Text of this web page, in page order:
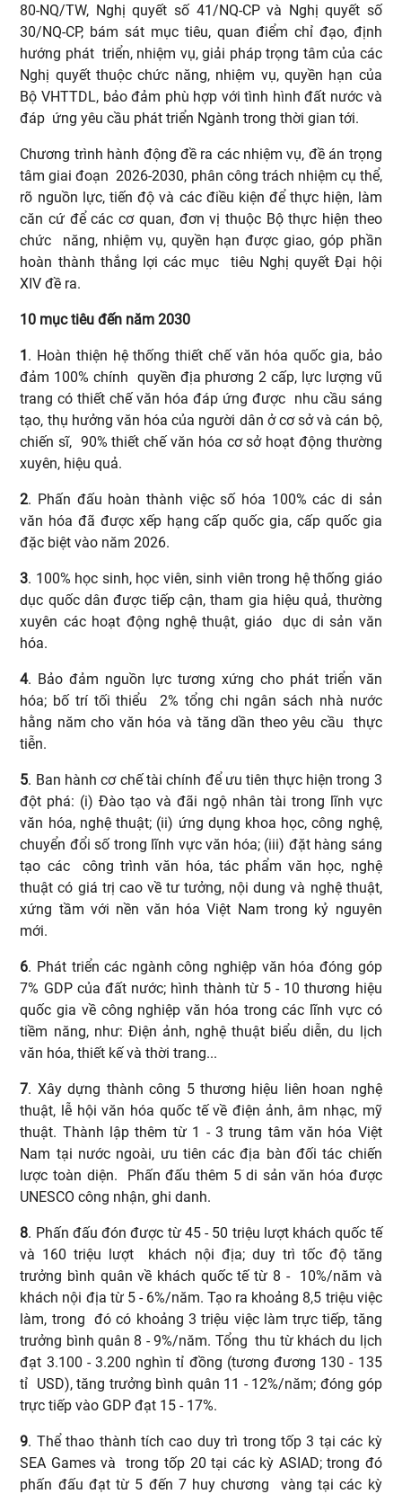
80-NQ/TW, Nghị quyết số 41/NQ-CP và Nghị quyết số
30/NQ-CP, bám sát mục tiêu, quan điểm chỉ đạo, định
hướng phát triển, nhiệm vụ, giải pháp trọng tâm của các
Nghị quyết thuộc chức năng, nhiệm vụ, quyền hạn của
Bộ VHTTDL, bảo đảm phù hợp với tình hình đất nước và
đáp ứng yêu cầu phát triển Ngành trong thời gian tới.
Chương trình hành động đề ra các nhiệm vụ, đề án trọng
tâm giai đoạn 2026-2030, phân công trách nhiệm cụ thể,
rõ nguồn lực, tiến độ và các điều kiện để thực hiện, làm
căn cứ để các cơ quan, đơn vị thuộc Bộ thực hiện theo
chức năng, nhiệm vụ, quyền hạn được giao, góp phần
hoàn thành thắng lợi các mục tiêu Nghị quyết Đại hội
XIV đề ra.
10 mục tiêu đến năm 2030
1. Hoàn thiện hệ thống thiết chế văn hóa quốc gia, bảo
đảm 100% chính quyền địa phương 2 cấp, lực lượng vũ
trang có thiết chế văn hóa đáp ứng được nhu cầu sáng
tạo, thụ hưởng văn hóa của người dân ở cơ sở và cán bộ,
chiến sĩ, 90% thiết chế văn hóa cơ sở hoạt động thường
xuyên, hiệu quả.
2. Phấn đấu hoàn thành việc số hóa 100% các di sản
văn hóa đã được xếp hạng cấp quốc gia, cấp quốc gia
đặc biệt vào năm 2026.
3. 100% học sinh, học viên, sinh viên trong hệ thống giáo
dục quốc dân được tiếp cận, tham gia hiệu quả, thường
xuyên các hoạt động nghệ thuật, giáo dục di sản văn
hóa.
4. Bảo đảm nguồn lực tương xứng cho phát triển văn
hóa; bố trí tối thiểu 2% tổng chi ngân sách nhà nước
hằng năm cho văn hóa và tăng dần theo yêu cầu thực
tiễn.
5. Ban hành cơ chế tài chính để ưu tiên thực hiện trong 3
đột phá: (i) Đào tạo và đãi ngộ nhân tài trong lĩnh vực
văn hóa, nghệ thuật; (ii) ứng dụng khoa học, công nghệ,
chuyển đổi số trong lĩnh vực văn hóa; (iii) đặt hàng sáng
tạo các công trình văn hóa, tác phẩm văn học, nghệ
thuật có giá trị cao về tư tưởng, nội dung và nghệ thuật,
xứng tầm với nền văn hóa Việt Nam trong kỷ nguyên
mới.
6. Phát triển các ngành công nghiệp văn hóa đóng góp
7% GDP của đất nước; hình thành từ 5 - 10 thương hiệu
quốc gia về công nghiệp văn hóa trong các lĩnh vực có
tiềm năng, như: Điện ảnh, nghệ thuật biểu diễn, du lịch
văn hóa, thiết kế và thời trang...
7. Xây dựng thành công 5 thương hiệu liên hoan nghệ
thuật, lễ hội văn hóa quốc tế về điện ảnh, âm nhạc, mỹ
thuật. Thành lập thêm từ 1 - 3 trung tâm văn hóa Việt
Nam tại nước ngoài, ưu tiên các địa bàn đối tác chiến
lược toàn diện. Phấn đấu thêm 5 di sản văn hóa được
UNESCO công nhận, ghi danh.
8. Phấn đấu đón được từ 45 - 50 triệu lượt khách quốc tế
và 160 triệu lượt khách nội địa; duy trì tốc độ tăng
trưởng bình quân về khách quốc tế từ 8 - 10%/năm và
khách nội địa từ 5 - 6%/năm. Tạo ra khoảng 8,5 triệu việc
làm, trong đó có khoảng 3 triệu việc làm trực tiếp, tăng
trưởng bình quân 8 - 9%/năm. Tổng thu từ khách du lịch
đạt 3.100 - 3.200 nghìn tỉ đồng (tương đương 130 - 135
tỉ USD), tăng trưởng bình quân 11 - 12%/năm; đóng góp
trực tiếp vào GDP đạt 15 - 17%.
9. Thể thao thành tích cao duy trì trong tốp 3 tại các kỳ
SEA Games và trong tốp 20 tại các kỳ ASIAD; trong đó
phấn đấu đạt từ 5 đến 7 huy chương vàng tại các kỳ